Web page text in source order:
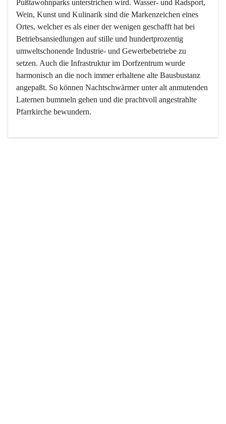
Pußtawohnparks unterstrichen wird. Wasser- und Radsport,
Wein, Kunst und Kulinarik sind die Markenzeichen eines
Ortes, welcher es als einer der wenigen geschafft hat bei
Betriebsansiedlungen auf stille und hundertprozentig
umweltschonende Industrie- und Gewerbebetriebe zu
setzen. Auch die Infrastruktur im Dorfzentrum wurde
harmonisch an die noch immer erhaltene alte Bausbustanz
angepaßt. So können Nachtschwärmer unter alt anmutenden
Laternen bummeln gehen und die prachtvoll angestrahlte
Pfarrkirche bewundern.
Der Weinbau dominert heute nicht mehr, ist aber integrativer